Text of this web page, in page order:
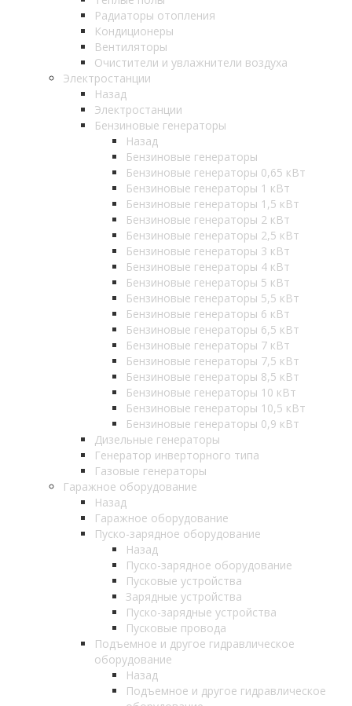
Радиаторы отопления
Кондиционеры
Вентиляторы
Очистители и увлажнители воздуха
Электростанции
Назад
Электростанции
Бензиновые генераторы
Назад
Бензиновые генераторы
Бензиновые генераторы 0,65 кВт
Бензиновые генераторы 1 кВт
Бензиновые генераторы 1,5 кВт
Бензиновые генераторы 2 кВт
Бензиновые генераторы 2,5 кВт
Бензиновые генераторы 3 кВт
Бензиновые генераторы 4 кВт
Бензиновые генераторы 5 кВт
Бензиновые генераторы 5,5 кВт
Бензиновые генераторы 6 кВт
Бензиновые генераторы 6,5 кВт
Бензиновые генераторы 7 кВт
Бензиновые генераторы 7,5 кВт
Бензиновые генераторы 8,5 кВт
Бензиновые генераторы 10 кВт
Бензиновые генераторы 10,5 кВт
Бензиновые генераторы 0,9 кВт
Дизельные генераторы
Генератор инверторного типа
Газовые генераторы
Гаражное оборудование
Назад
Гаражное оборудование
Пуско-зарядное оборудование
Назад
Пуско-зарядное оборудование
Пусковые устройства
Зарядные устройства
Пуско-зарядные устройства
Пусковые провода
Подъемное и другое гидравлическое
оборудование
Назад
Подъемное и другое гидравлическое